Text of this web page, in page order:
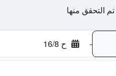
- ح 16/8